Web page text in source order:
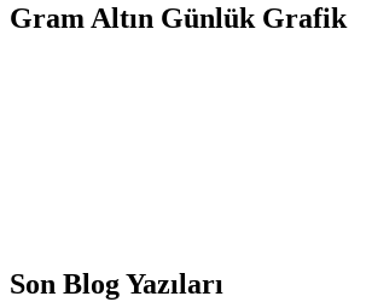
Gram Altın Günlük Grafik
Son Blog Yazıları